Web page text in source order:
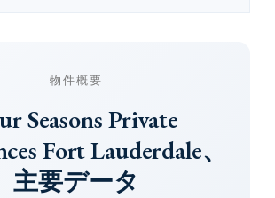
物件概要
Seasons Private
Fort Lauderdale、
主要データ